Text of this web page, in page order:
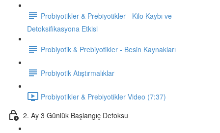
Probiyotikler & Prebiyotikler - Kilo Kaybı ve
Detoksifikasyona Etkisi
Probiyotik & Prebiyotikler - Besin Kaynakları
Probiyotik Atıştırmalıklar
Probiyotikler & Prebiyotikler Video (7:37)
2. Ay 3 Günlük Başlangıç Detoksu